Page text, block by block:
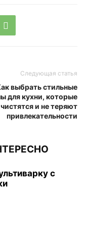
Следующая статья
выбрать стильные
для кухни, которые
и не теряют
привлекательности
с